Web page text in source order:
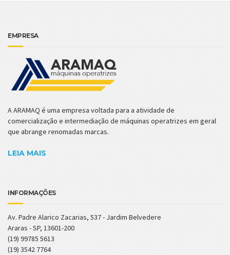
EMPRESA
A ARAMAQ é uma empresa voltada para a atividade de
comercialização e intermediação de máquinas operatrizes em geral
que abrange renomadas marcas.
LEIA MAIS
INFORMAÇÕES
Av. Padre Alarico Zacarias, 537 - Jardim Belvedere
Araras - SP, 13601-200
(19) 99785 5613
(19) 3542 7764